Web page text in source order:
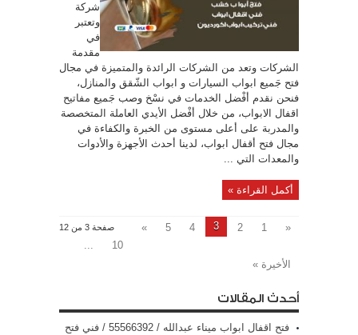
شركة
وتعتبر
في
مقدمة
الشركات وتعد من الشركات الرائدة والمتميزة في مجال
فتح جَميع ابواب السيارات و ابواب الشّقق والمنازل،
فنحن نقدم أفْضل الخدمات في نسْخ وصب جَميع مفاتيح
اقفال الابواب، من خلال أفْضل الأيدي العاملة المتخصصة
والمدربة على أعلى مستوى من الخبرة والكفاءة في
مجال فتح أقفال ابواب، لدينا أحدث الأجهزة والأدوات
والمعدات التي ...
أكمل القراءة »
صفحة 3 من 12 «
1
2
3
4
5
»
10
...
الأخيرة »
أحدث المقالات
فتح اقفال ابواب ميناء عبدالله / 55566392 / فني فتح